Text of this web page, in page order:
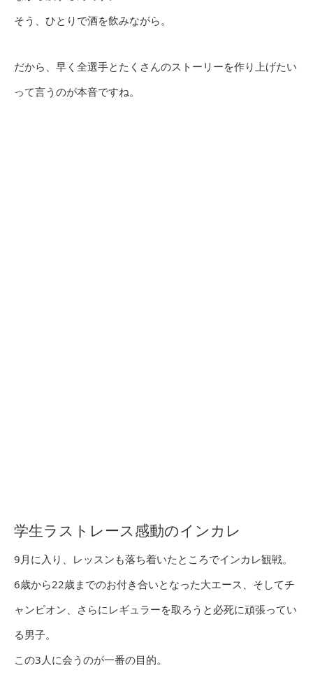
そう、ひとりで酒を飲みながら。
だから、早く全選手とたくさんのストーリーを作り上げたい
って言うのが本音ですね。
学生ラストレース感動のインカレ
9月に入り、レッスンも落ち着いたところでインカレ観戦。
6歳から22歳までのお付き合いとなった大エース、そしてチ
ャンピオン、さらにレギュラーを取ろうと必死に頑張ってい
る男子。
この3人に会うのが一番の目的。